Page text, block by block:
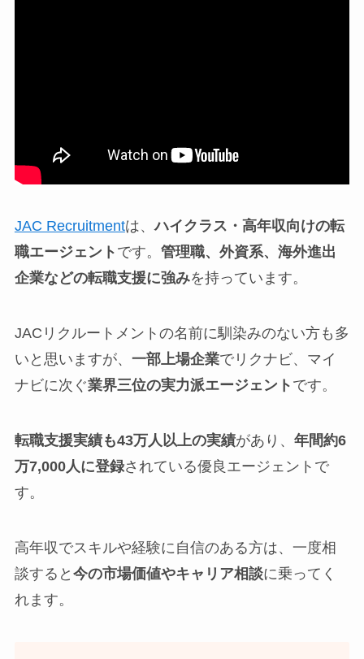
JAC Recruitmentは、ハイクラス・高年収向けの転
職エージェント です。 管理職、外資系、海外進出
企業などの転職支援に強みを持っています。
JACリクルートメントの名前に馴染みのない方も多
いと思いますが、 一部上場企業でリクナビ、マイ
ナビに次ぐ業界三位の実力派エージェント です。
転職支援実績も43万人以上の実績があり、 年間約6
万7,000人に登録されている優良エージェントで
す。
高年収でスキルや経験に自信のある方は、一度相
談すると 今の市場価値やキャリア相談に乗ってく
れます。